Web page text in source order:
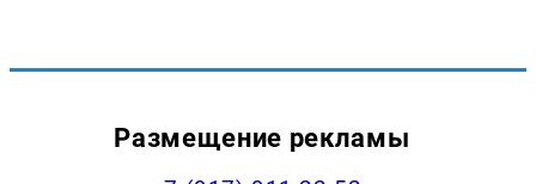
Размещение рекламы